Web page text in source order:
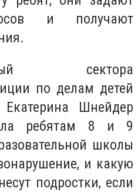
и получают
сектора
по делам детей
Шнейдер
ребятам 8 и 9
школы
и какую
подростки, если